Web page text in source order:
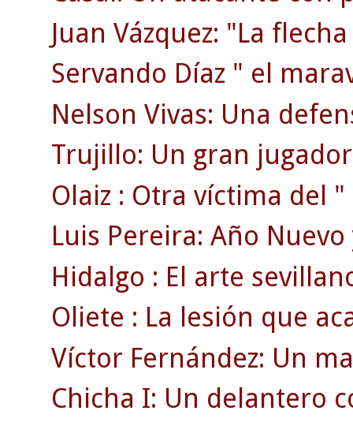
Juan Vázquez: "La
Servando Díaz " el
Nelson Vivas: Una
Trujillo: Un gran
Olaiz : Otra víctima del
Luis Pereira: Año
Hidalgo : El arte
Oliete : La lesión que
Víctor Fernández: Un
Chicha I: Un delantero